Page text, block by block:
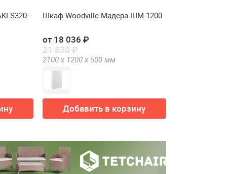
S320-
Шкаф Woodville Мадера ШМ 1200
от 18 036 ₽
21 830 ₽
2100 х 1200 х 500 мм
Добавить в корзину